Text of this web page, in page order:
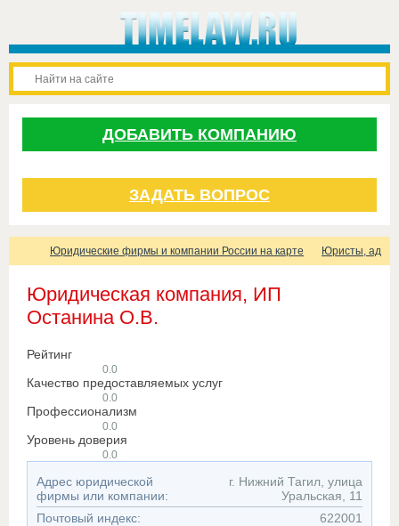
ДОБАВИТЬ КОМПАНИЮ
ЗАДАТЬ ВОПРОС
Юридические фирмы и компании России на карте Юристы,
Юридическая компания, ИП
Останина О.В.
Рейтинг
0.0
Качество предоставляемых услуг
0.0
Профессионализм
0.0
Уровень доверия
0.0
Адрес юридической
фирмы или компании:
г. Нижний Тагил, улица
Уральская, 11
Почтовый индекс:
622001